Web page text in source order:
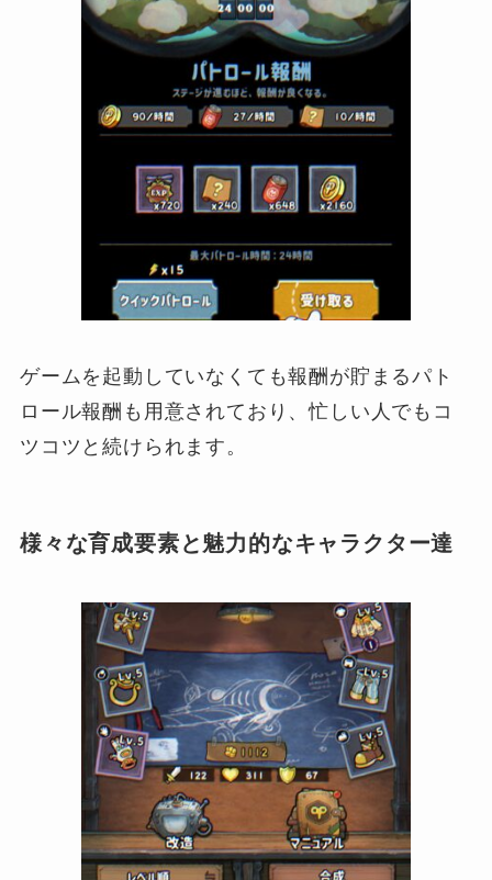
ゲームを起動していなくても報酬が貯まるパト
ロール報酬も用意されており、忙しい人でもコ
ツコツと続けられます。
様々な育成要素と魅力的なキャラクター達